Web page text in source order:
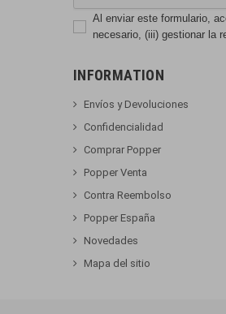
Al enviar este formulario,
necesario, (iii) gestionar la
INFORMATION
Envíos y Devoluciones
Confidencialidad
Comprar Popper
Popper Venta
Contra Reembolso
Popper España
Novedades
Mapa del sitio